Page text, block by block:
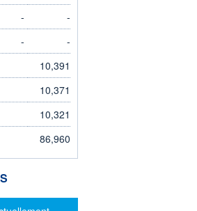
-
-
-
-
10,391
10,371
10,321
86,960